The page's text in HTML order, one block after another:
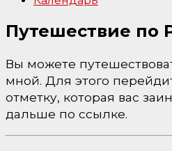
Путешествие по
Вы можете
мной. Для этого
отметку, которая вас
дальше по ссылке.